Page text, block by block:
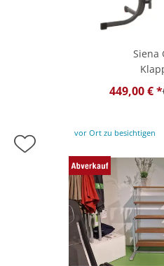
Siena
449,00 € *
vor Ort zu besichtigen